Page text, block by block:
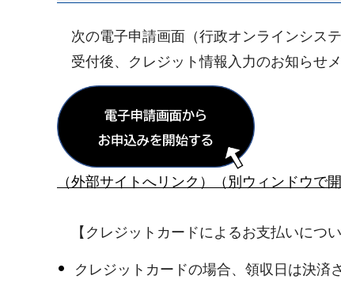
次の電子申請画面（行政オンラインシス
受付後、クレジット情報入力のお知らせ
（外部サイトへリンク）（別ウィンドウで開
【クレジットカードによるお支払いについ
クレジットカードの場合、領収日は決済